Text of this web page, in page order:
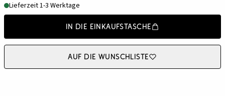
Lieferzeit 1-3 Werktage
In die Einkaufstasche
Auf die Wunschliste